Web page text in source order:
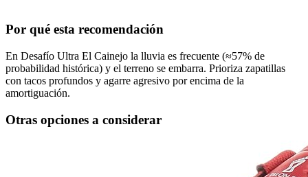
Por qué esta recomendación
En Desafío Ultra El Cainejo la lluvia es frecuente (≈57% de
probabilidad histórica) y el terreno se embarra. Prioriza zapatillas
con tacos profundos y agarre agresivo por encima de la
amortiguación.
Otras opciones a considerar